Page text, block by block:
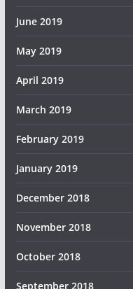
June 2019
May 2019
April 2019
March 2019
February 2019
January 2019
December 2018
November 2018
October 2018
September 2018